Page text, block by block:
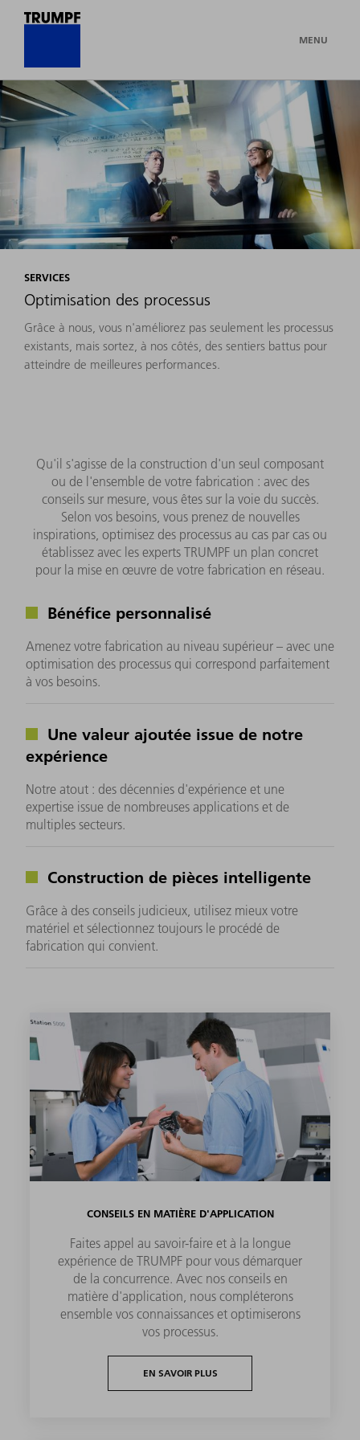
MENU
SERVICES
Optimisation des processus
Grâce à nous, vous n'améliorez pas seulement les processus
existants, mais sortez, à nos côtés, des sentiers battus pour
atteindre de meilleures performances.
Qu'il s'agisse de la construction d'un seul composant
ou de l'ensemble de votre fabrication : avec des
conseils sur mesure, vous êtes sur la voie du succès.
Selon vos besoins, vous prenez de nouvelles
inspirations, optimisez des processus au cas par cas ou
établissez avec les experts TRUMPF un plan concret
pour la mise en œuvre de votre fabrication en réseau.
Bénéfice personnalisé
Amenez votre fabrication au niveau supérieur – avec une
optimisation des processus qui correspond parfaitement
à vos besoins.
Une valeur ajoutée issue de notre
expérience
Notre atout : des décennies d'expérience et une
expertise issue de nombreuses applications et de
multiples secteurs.
Construction de pièces intelligente
Grâce à des conseils judicieux, utilisez mieux votre
matériel et sélectionnez toujours le procédé de
fabrication qui convient.
CONSEILS EN MATIÈRE D'APPLICATION
Faites appel au savoir-faire et à la longue
expérience de TRUMPF pour vous démarquer
de la concurrence. Avec nos conseils en
matière d'application, nous compléterons
ensemble vos connaissances et optimiserons
vos processus.
EN SAVOIR PLUS